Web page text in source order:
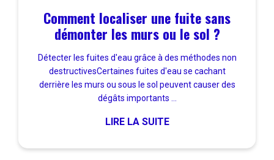
Comment localiser une fuite sans
démonter les murs ou le sol ?
Détecter les fuites d'eau grâce à des méthodes non
destructivesCertaines fuites d'eau se cachant
derrière les murs ou sous le sol peuvent causer des
dégâts importants ...
LIRE LA SUITE